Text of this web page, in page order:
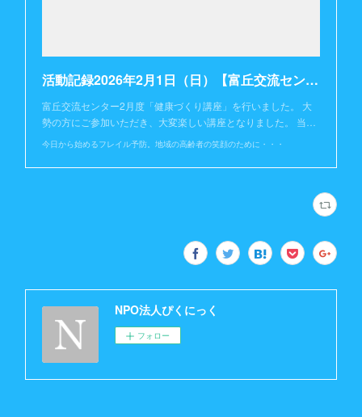
活動記録2026年2月1日（日）【富丘交流センター】
富丘交流センター2月度「健康づくり講座」を行いました。 大
勢の方にご参加いただき、大変楽しい講座となりました。 当…
今日から始めるフレイル予防。地域の高齢者の笑顔のために・・・
NPO法人ぴくにっく
フォロー